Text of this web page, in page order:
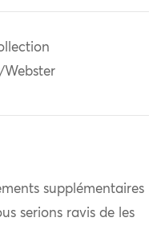
Webster
supplémentaires
serions ravis de les